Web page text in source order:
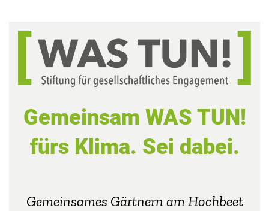
Gemeinsam WAS TUN!
fürs Klima. Sei dabei.
Gemeinsames Gärtnern am Hochbeet